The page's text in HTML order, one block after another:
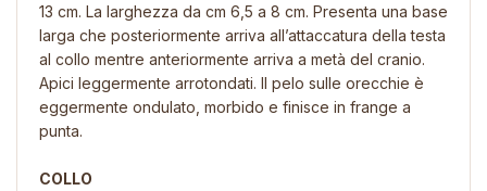
13 cm. La larghezza da cm 6,5 a 8 cm. Presenta una base
larga che posteriormente arriva all’attaccatura della testa
al collo mentre anteriormente arriva a metà del cranio.
Apici leggermente arrotondati. Il pelo sulle orecchie è
eggermente ondulato, morbido e finisce in frange a
punta.
COLLO